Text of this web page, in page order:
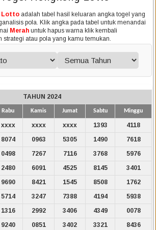
Lotto adalah tabel hasil keluaran angka togel yang
pola. Klik angka pada tabel untuk menandai
Merah untuk hapus warna klik kembali
strategi atau pola yang kamu temukan.
TAHUN 2024
Rabu Kamis Jumat Sabtu Minggu
xxxx xxxx xxxx 1393
4118
8074 0963 5305 1490
7618
0498 7267 7116 3768
5976
2480 6091 4525 8145
3401
9690 8421 1545 8508
1762
5714 3247 7388 4194
5938
1316 2992 3406 4349
0078
9240 0851 3402 3321
8436